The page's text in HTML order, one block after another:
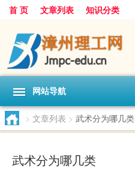
首 页 文章列表 知识分类
网站导航
> 文章列表 > 武术分为哪几类
武术分为哪几类